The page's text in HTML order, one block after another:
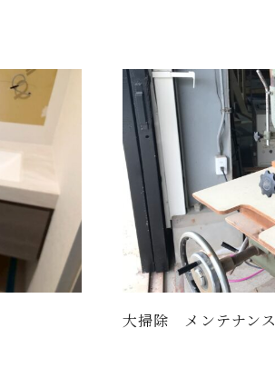
大掃除 メンテナンス